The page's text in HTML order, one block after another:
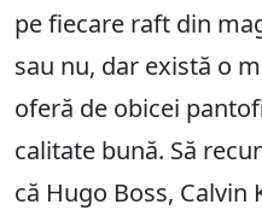
pe fiecare raft din
sau nu, dar există o
oferă de obicei
calitate bună. Să
că Hugo Boss, Calvin